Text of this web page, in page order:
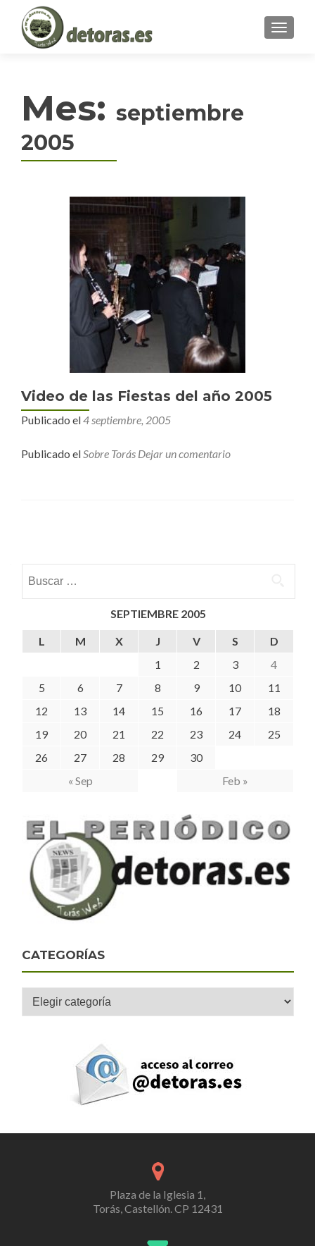
MENU
Mes: septiembre
2005
Video de las Fiestas del año 2005
Publicado el4 septiembre, 2005
Publicado elSobre Torás Dejar un comentario
SEPTIEMBRE 2005
L M X J V S D
« Sep Feb »
1 2 3
4
5
6 7 8 9 10
11
12
13 14 15 16 17
18
19
20 21 22 23 24
25
26
27 28 29 30
CATEGORÍAS
Categorías
Plaza de la Iglesia 1,
Torás, Castellón. CP 12431